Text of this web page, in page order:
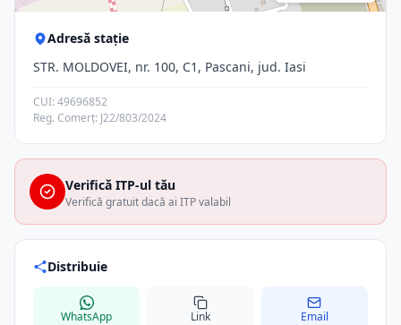
Adresă stație
STR. MOLDOVEI, nr. 100, C1, Pascani, jud. Iasi
CUI: 49696852
Reg. Comerț: J22/803/2024
Verifică ITP-ul tău
Verifică gratuit dacă ai ITP valabil
Distribuie
WhatsApp Link Email